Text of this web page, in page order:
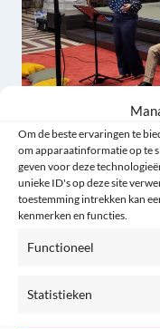
Om de beste ervaringen te
om apparaatinformatie op te
geven voor deze
unieke ID's op deze site
toestemming intrekken kan
kenmerken en functies.
Functioneel
Statistieken
Méér praise &
Willem Kolpa